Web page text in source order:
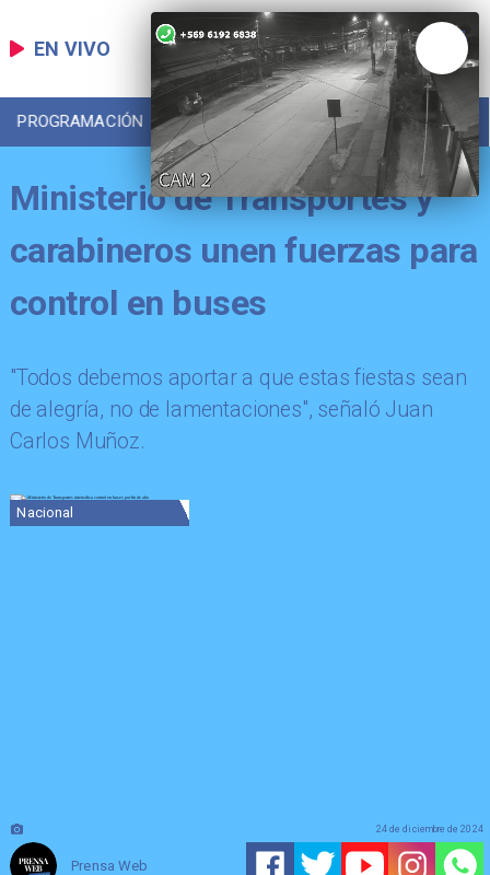
EN VIVO
PROGRAMACIÓN LOCAL DEPORTES
Ministerio de Transportes y
carabineros unen fuerzas para
control en buses
"Todos debemos aportar a que estas fiestas sean
de alegría, no de lamentaciones", señaló Juan
Carlos Muñoz.
Nacional
Prensa Web
24 de diciembre de 2024